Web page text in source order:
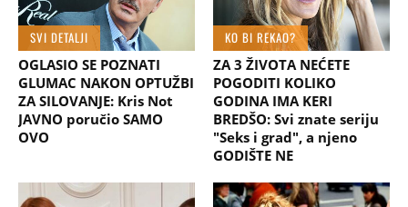
SVI DETALJI
OGLASIO SE POZNATI
GLUMAC NAKON OPTUŽBI
ZA SILOVANJE: Kris Not
JAVNO poručio SAMO
OVO
KO BI REKAO?
ZA 3 ŽIVOTA NEĆETE
POGODITI KOLIKO
GODINA IMA KERI
BREDŠO: Svi znate seriju
"Seks i grad", a njeno
GODIŠTE NE